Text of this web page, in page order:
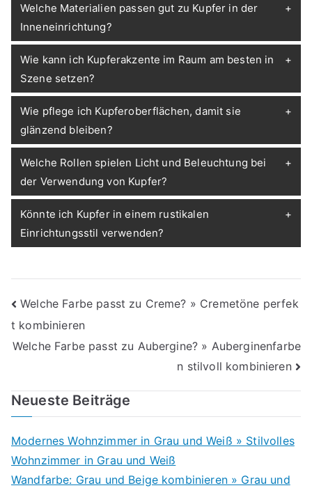
Welche Materialien passen gut zu Kupfer in der
Inneneinrichtung?
Wie kann ich Kupferakzente im Raum am besten in
Szene setzen?
Wie pflege ich Kupferoberflächen, damit sie
glänzend bleiben?
Welche Rollen spielen Licht und Beleuchtung bei
der Verwendung von Kupfer?
Könnte ich Kupfer in einem rustikalen
Einrichtungsstil verwenden?
Beitragsnavigation
Welche Farbe passt zu Creme? » Cremetöne perfek
t kombinieren
Welche Farbe passt zu Aubergine? » Auberginenfarbe
n stilvoll kombinieren
Neueste Beiträge
Modernes Wohnzimmer in Grau und Weiß » Stilvolles
Wohnzimmer in Grau und Weiß
Wandfarbe: Grau und Beige kombinieren » Grau und